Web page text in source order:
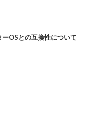
OSとの互換性について